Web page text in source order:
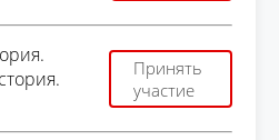
Принять
участие